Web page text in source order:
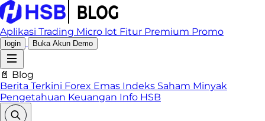
Aplikasi Trading Micro lot Fitur Premium Promo
login Buka Akun Demo
📄 Blog
Berita Terkini Forex Emas Indeks Saham Minyak
Pengetahuan Keuangan Info HSB